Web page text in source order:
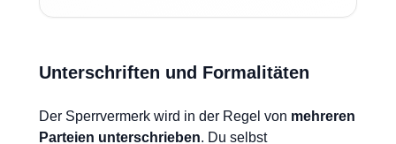
Unterschriften und Formalitäten
Der Sperrvermerk wird in der Regel von mehreren
Parteien unterschrieben. Du selbst